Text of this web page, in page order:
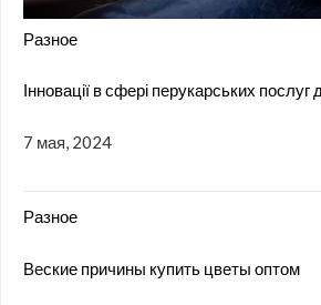
Разное
Інновації в сфері перукарських послуг
7 мая, 2024
Разное
Веские причины купить цветы оптом